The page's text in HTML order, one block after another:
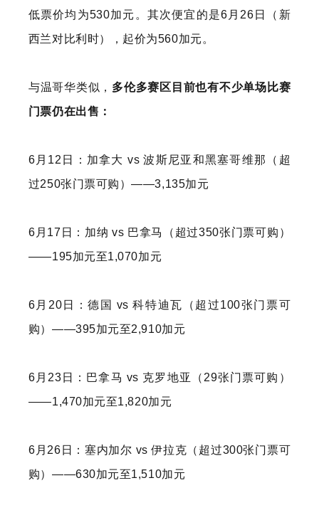
低票价均为530加元。其次便宜的是6月26日（新
西兰对比利时），起价为560加元。
与温哥华类似， 多伦多赛区目前也有不少单场比赛
门票仍在出售：
6月12日：加拿大 vs 波斯尼亚和黑塞哥维那（超
过250张门票可购）——3,135加元
6月17日：加纳 vs 巴拿马（超过350张门票可购）
——195加元至1,070加元
6月20日：德国 vs 科特迪瓦（超过100张门票可
购）——395加元至2,910加元
6月23日：巴拿马 vs 克罗地亚（29张门票可购）
——1,470加元至1,820加元
6月26日：塞内加尔 vs 伊拉克（超过300张门票可
购）——630加元至1,510加元